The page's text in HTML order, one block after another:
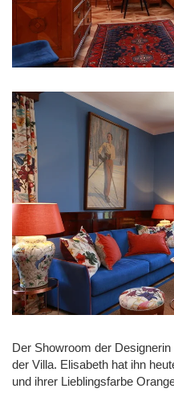
Der Showroom der
der Villa. Elisabeth hat ihn
und ihrer Lieblingsfarbe